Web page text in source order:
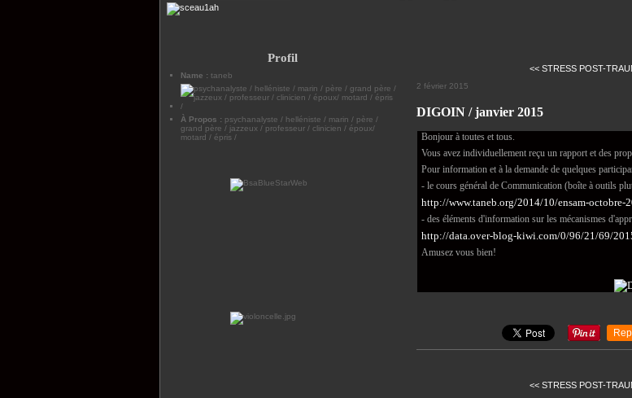
Profil
Name : taneb
À Propos : psychanalyste / helléniste / marin / père /
grand père / jazzeux / professeur / clinicien / époux/
motard / épris /
<< STRESS POST-
2 février 2015
DIGOIN / janvier 2015
Bonjour à toutes et tous.
Vous avez individuellement reçu un rapport et des
Pour information et à la demande de quelques
- le cours général de Communication (boîte à outils
http://www.taneb.org/2014/10/ensam-octobre-
- des éléments d'information sur les mécanismes
http://data.over-blog-kiwi.com/0/96/21/69/
Amusez vous bien!
<< STRESS POST-